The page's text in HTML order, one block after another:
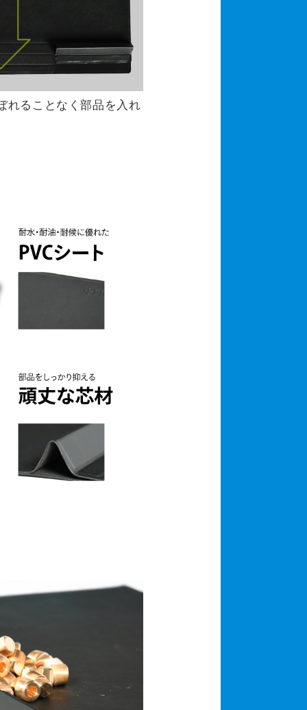
れることなく部品を入れ